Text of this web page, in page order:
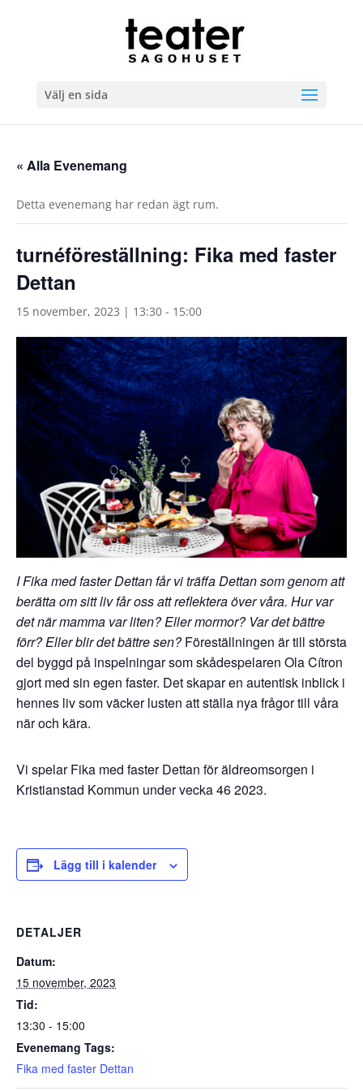
Välj en sida
« Alla Evenemang
Detta evenemang har redan ägt rum.
turnéföreställning: Fika med faster
Dettan
15 november, 2023 | 13:30 - 15:00
I Fika med faster Dettan får vi träffa Dettan som genom att
berätta om sitt liv får oss att reflektera över våra. Hur var
det när mamma var liten? Eller mormor? Var det bättre
förr? Eller blir det bättre sen?Föreställningen är till största
del byggd på inspelningar som skådespelaren Ola Cítron
gjort med sin egen faster. Det skapar en autentisk inblick i
hennes liv som väcker lusten att ställa nya frågor till våra
när och kära.
Vi spelar Fika med faster Dettan för äldreomsorgen i
Kristianstad Kommun under vecka 46 2023.
Lägg till i kalender
DETALJER
Datum:
15 november, 2023
Tid:
13:30 - 15:00
Evenemang Tags:
Fika med faster Dettan